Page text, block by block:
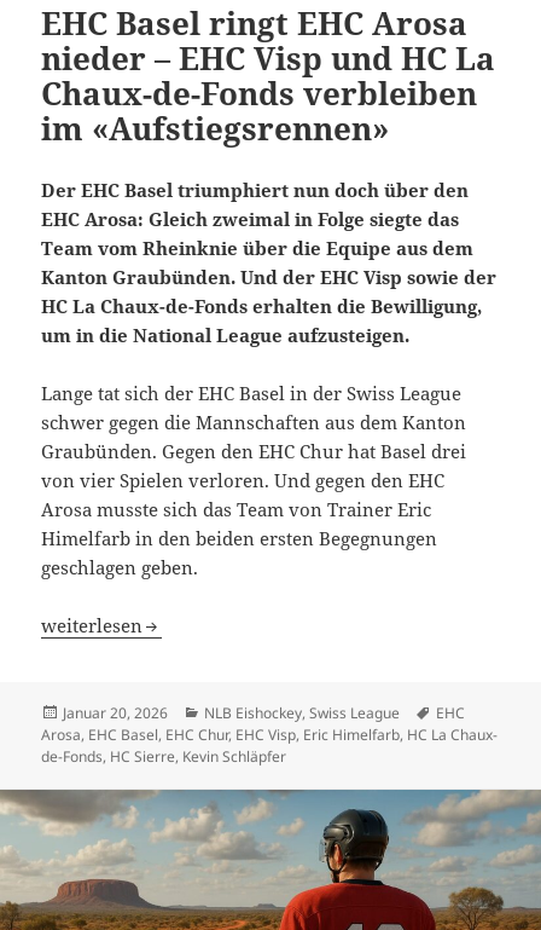
EHC Basel ringt EHC Arosa
nieder – EHC Visp und HC La
Chaux-de-Fonds verbleiben
im «Aufstiegsrennen»
Der EHC Basel triumphiert nun doch über den
EHC Arosa: Gleich zweimal in Folge siegte das
Team vom Rheinknie über die Equipe aus dem
Kanton Graubünden. Und der EHC Visp sowie der
HC La Chaux-de-Fonds erhalten die Bewilligung,
um in die National League aufzusteigen.
Lange tat sich der EHC Basel in der Swiss League
schwer gegen die Mannschaften aus dem Kanton
Graubünden. Gegen den EHC Chur hat Basel drei
von vier Spielen verloren. Und gegen den EHC
Arosa musste sich das Team von Trainer Eric
Himelfarb in den beiden ersten Begegnungen
geschlagen geben.
EHC Basel ringt EHC Arosa nieder – EHC Visp und HC
weiterlesen
Veröffentlicht
am
Januar 20, 2026 Kategorien
NLB Eishockey,Swiss League Schlagwörter
EHC
Arosa, EHC Basel, EHC Chur, EHC Visp, Eric Himelfarb, HC La Chaux-
de-Fonds, HC Sierre, Kevin Schläpfer